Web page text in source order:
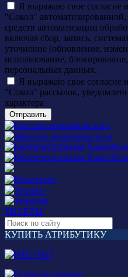
Я выражаю свое
"Сокол" автоматизированной,
средств автоматизации
включая сбор, запись,
уточнение (обновление,
использование,
персональных данных.
Я выражаю свое
"Сокол" рассылок,
характера
Отправить
БИЛЕТЫ
КУПИТЬ АТРИБУТИКУ